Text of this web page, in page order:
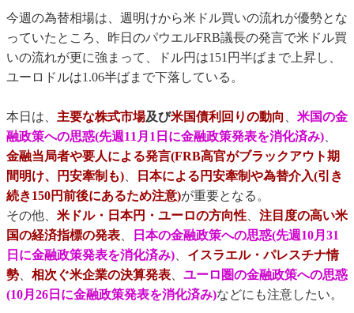
今週の為替相場は、週明けから米ドル買いの流れが優勢とな
っていたところ、昨日のパウエルFRB議長の発言で米ドル買
いの流れが更に強まって、ドル円は151円半ばまで上昇し、
ユーロドルは1.06半ばまで下落している。
本日は、 主要な株式市場及び米国債利回りの動向 、 米国の金
融政策への思惑(先週11月1日に金融政策発表を消化済み)、
金融当局者や要人による発言(FRB高官がブラックアウト期
間明け、円安牽制も)、
日本による円安牽制や為替介入(引き
続き150円前後にあるため注意)が重要となる。
その他、 米ドル・日本円・ユーロの方向性、 注目度の高い米
国の経済指標の発表、
日本の金融政策への思惑(先週10月31
日に金融政策発表を消化済み)、 イスラエル・パレスチナ情
勢、 相次ぐ米企業の決算発表、 ユーロ圏の金融政策への思惑
(10月26日に金融政策発表を消化済み)などにも注意したい。